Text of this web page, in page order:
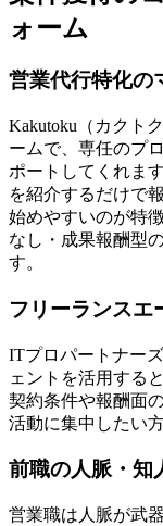
ォーム
営業代行特化の
Kakutoku（カクト
ームで、専任のプ
ポートしてくれま
を紹介するだけで
始めやすいのが特
なし・成果報酬型
す。
フリーランスエ
ITプロパートナー
ェントを活用する
契約条件や報酬面
活動に集中したい
前職の人脈・知
営業職は人脈が武